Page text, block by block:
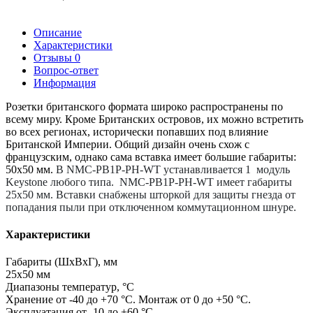
Описание
Характеристики
Отзывы 0
Вопрос-ответ
Информация
Розетки британского формата широко распространены по
всему миру. Кроме Британских островов, их можно встретить
во всех регионах, исторически попавших под влияние
Британской Империи. Общий дизайн очень схож с
французским, однако сама вставка имеет большие габариты:
50х50 мм. В NMC-PB1P-PH-WT устанавливается 1 модуль
Keystone любого типа. NMC-PB1P-PH-WT имеет габариты
25х50 мм. Вставки снабжены шторкой для защиты гнезда от
попадания пыли при отключенном коммутационном шнуре.
Характеристики
Габариты (ШхВхГ), мм
25x50 мм
Диапазоны температур, °C
Хранение от -40 до +70 °C. Монтаж от 0 до +50 °C.